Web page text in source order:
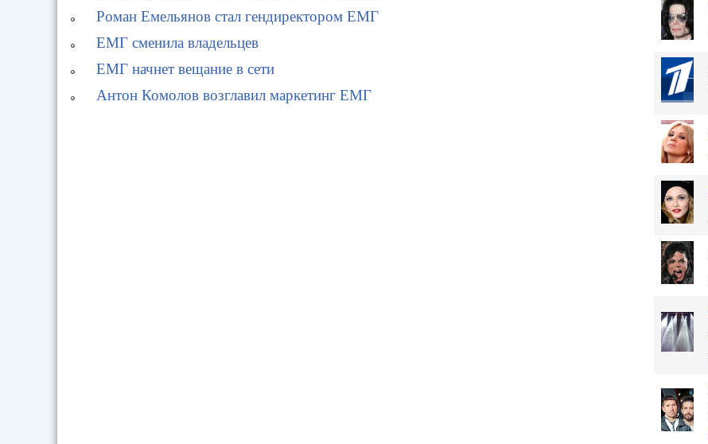
Роман Емельянов стал гендиректором ЕМГ
ЕМГ сменила владельцев
ЕМГ начнет вещание в сети
Антон Комолов возглавил маркетинг ЕМГ